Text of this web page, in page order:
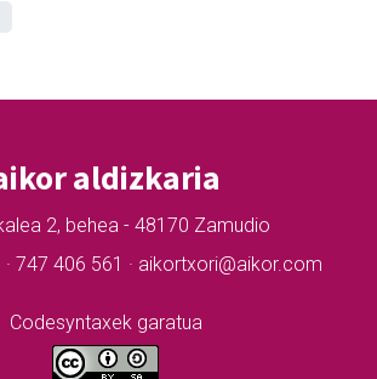
aldizkaria
2, behea - 48170 Zamudio
747 406 561 · aikortxori@aikor.com
Codesyntaxek garatua